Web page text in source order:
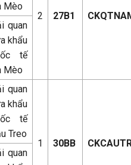
Mèo
2
27B1
quan
khẩu
tế
Mèo
quan
khẩu
tế
Treo
1
30BB
quan